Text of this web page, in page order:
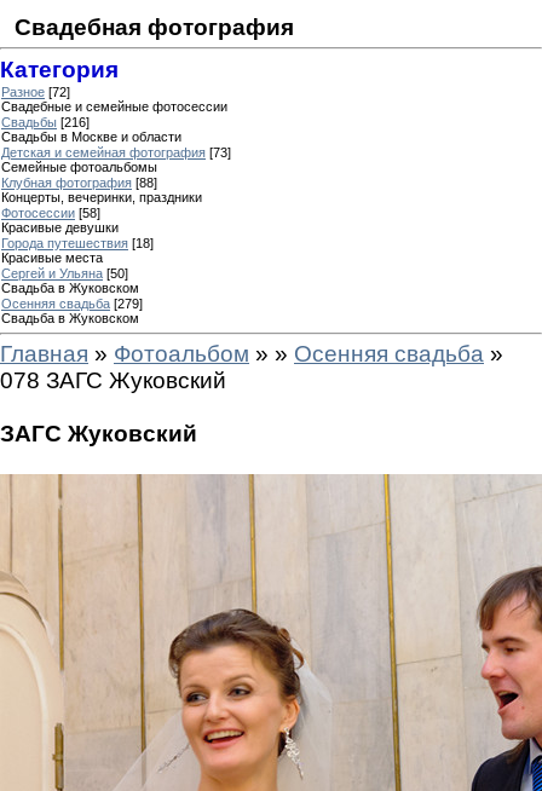
Свадебная фотография
Категория
Разное [72]
Свадебные и семейные фотосессии
Свадьбы [216]
Свадьбы в Москве и области
Детская и семейная фотография [73]
Семейные фотоальбомы
Клубная фотография [88]
Концерты, вечеринки, праздники
Фотосессии [58]
Красивые девушки
Города путешествия [18]
Красивые места
Сергей и Ульяна [50]
Свадьба в Жуковском
Осенняя свадьба [279]
Свадьба в Жуковском
Главная » Фотоальбом » » Осенняя свадьба »
078 ЗАГС Жуковский
ЗАГС Жуковский